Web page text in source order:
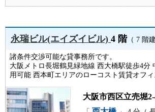
永瑞ビル(エイズイビル)4 階（ 7 階
諸条件交渉可能な貸事務所です。
大阪メトロ長堀鶴見緑地線 西大橋駅徒歩4分
用可能 西本町エリアのローコスト賃貸オフィ
大阪市西区立売堀